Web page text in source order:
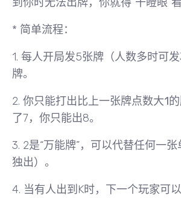
* 简单流程：
1. 每人开局发5张牌（人数多时可
牌。
2. 你只能打出比上一张牌点数大1
了7，你只能出8。
3. 2是“万能牌”，可以代替任何一
独出）。
4. 当有人出到K时，下一个玩家可